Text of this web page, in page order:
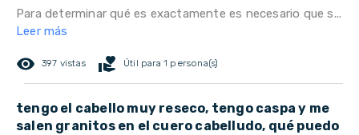
Para determinar qué es exactamente es necesario que s...
Leer más
remove_red_eye 397 vistas volunteer_activism Útil para 1 persona(s)
tengo el cabello muy reseco, tengo caspa y me
salen granitos en el cuero cabelludo, qué puedo